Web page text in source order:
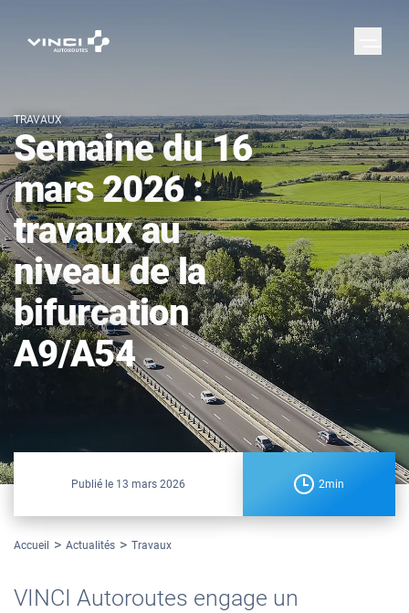
TRAVAUX
Semaine du 16
mars 2026 :
travaux au
niveau de la
bifurcation
A9/A54
Publié le 13 mars 2026 2min
Accueil Actualités Travaux
VINCI Autoroutes engage un